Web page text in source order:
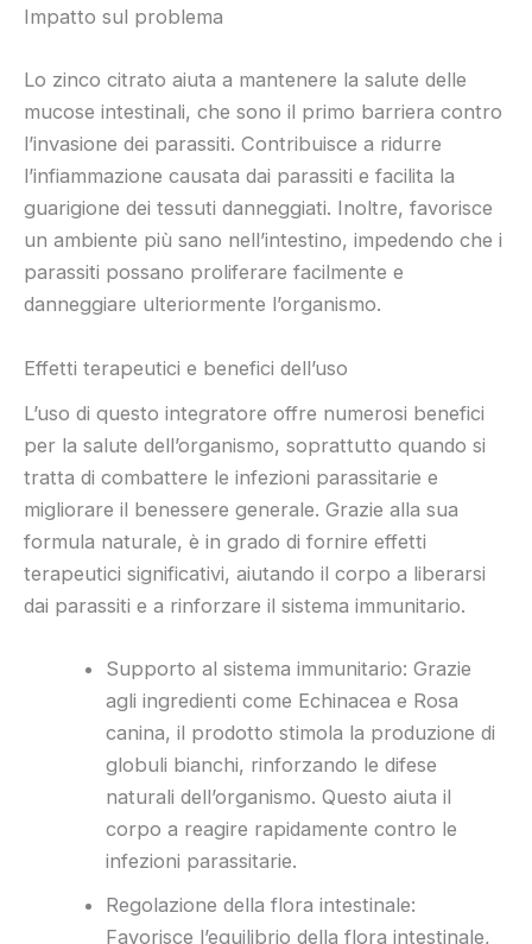
Impatto sul problema
Lo zinco citrato aiuta a mantenere la salute delle
mucose intestinali, che sono il primo barriera contro
l’invasione dei parassiti. Contribuisce a ridurre
l’infiammazione causata dai parassiti e facilita la
guarigione dei tessuti danneggiati. Inoltre, favorisce
un ambiente più sano nell’intestino, impedendo che i
parassiti possano proliferare facilmente e
danneggiare ulteriormente l’organismo.
Effetti terapeutici e benefici dell’uso
L’uso di questo integratore offre numerosi benefici
per la salute dell’organismo, soprattutto quando si
tratta di combattere le infezioni parassitarie e
migliorare il benessere generale. Grazie alla sua
formula naturale, è in grado di fornire effetti
terapeutici significativi, aiutando il corpo a liberarsi
dai parassiti e a rinforzare il sistema immunitario.
Supporto al sistema immunitario: Grazie
agli ingredienti come Echinacea e Rosa
canina, il prodotto stimola la produzione di
globuli bianchi, rinforzando le difese
naturali dell’organismo. Questo aiuta il
corpo a reagire rapidamente contro le
infezioni parassitarie.
Regolazione della flora intestinale:
Favorisce l’equilibrio della flora intestinale,